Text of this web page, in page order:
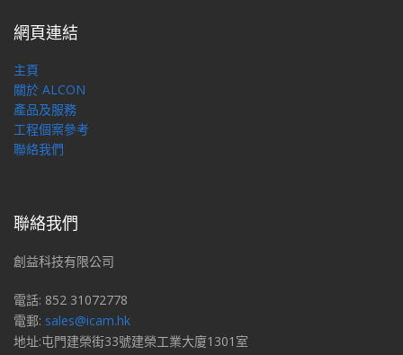
網頁連結
主頁
關於 ALCON
產品及服務
工程個案參考
聯絡我們
聯絡我們
創益科技有限公司
電話: 852 31072778
電郵: sales@icam.hk
地址:屯門建榮街33號建榮工業大廈1301室